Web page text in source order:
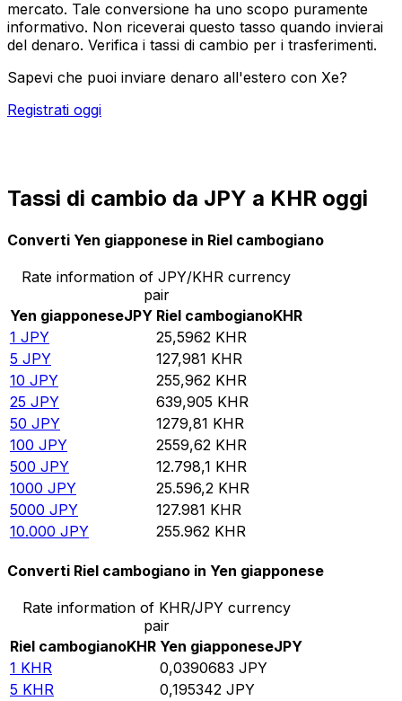
mercato. Tale conversione ha uno scopo puramente
informativo. Non riceverai questo tasso quando invierai
del denaro. Verifica i tassi di cambio per i trasferimenti.
Sapevi che puoi inviare denaro all'estero con Xe?
Registrati oggi
Tassi di cambio da JPY a KHR oggi
Converti Yen giapponese in Riel cambogiano
Rate information of JPY/KHR currency
pair
Yen giapponeseJPY Riel cambogianoKHR
1 JPY 25,5962 KHR
5 JPY 127,981 KHR
10 JPY 255,962 KHR
25 JPY 639,905 KHR
50 JPY 1279,81 KHR
100 JPY 2559,62 KHR
500 JPY 12.798,1 KHR
1000 JPY 25.596,2 KHR
5000 JPY 127.981 KHR
10.000 JPY 255.962 KHR
Converti Riel cambogiano in Yen giapponese
Rate information of KHR/JPY currency
pair
Riel cambogianoKHR Yen giapponeseJPY
1 KHR 0,0390683 JPY
5 KHR 0,195342 JPY